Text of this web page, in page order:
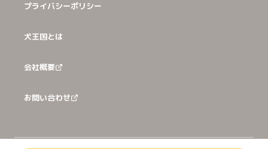
プライバシーポリシー
犬王国とは
会社概要
お問い合わせ